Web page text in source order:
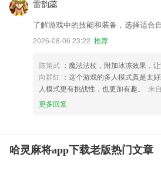
雷韵蕊
了解游戏中的技能和装备，选择适合
2026-08-06 23:22 推荐
陈策武 ：魔法法杖，附加冰冻效果，让
向群红 ：这个游戏的多人模式真是太
人模式更有挑战性，也更加有趣。
来自
更多回复
哈灵麻将app下载老版热门文章